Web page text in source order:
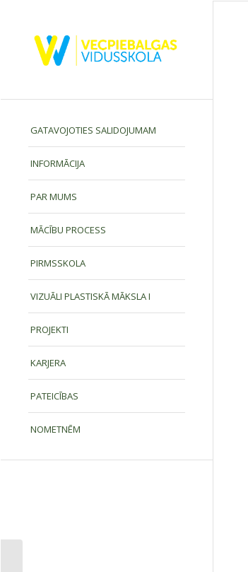
GATAVOJOTIES SALIDOJUMAM
INFORMĀCIJA
PAR MUMS
MĀCĪBU PROCESS
PIRMSSKOLA
VIZUĀLI PLASTISKĀ MĀKSLA I
PROJEKTI
KARJERA
PATEICĪBAS
NOMETNĒM